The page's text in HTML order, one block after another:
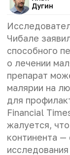
Дугин
Чибале
способного
о лечении
препарат
малярии на
для
Financial
жалуется,
континента —